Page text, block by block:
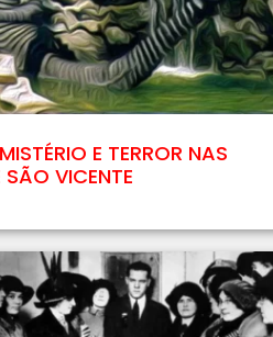
E TERROR NAS
VICENTE